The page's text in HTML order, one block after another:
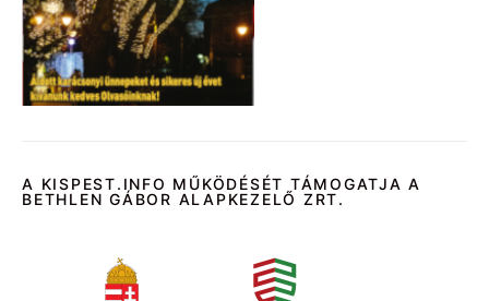
A KISPEST.INFO MŰKÖDÉSÉT TÁMOGATJA A
BETHLEN GÁBOR ALAPKEZELŐ ZRT.